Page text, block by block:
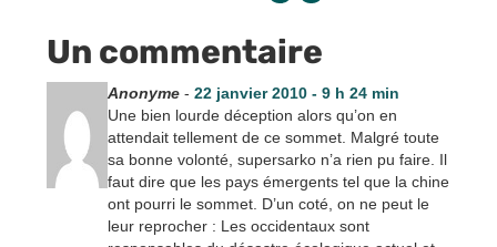
Un commentaire
Anonyme- 22 janvier 2010 - 9 h 24 min
Une bien lourde déception alors qu’on en
attendait tellement de ce sommet. Malgré toute
sa bonne volonté, supersarko n’a rien pu faire. Il
faut dire que les pays émergents tel que la chine
ont pourri le sommet. D’un coté, on ne peut le
leur reprocher : Les occidentaux sont